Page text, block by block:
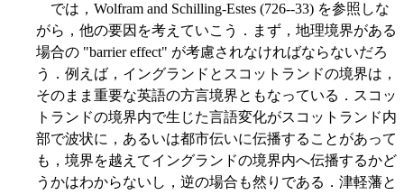
では，Wolfram and Schilling-Estes (726--33) を参照しな
がら，他の要因を考えていこう．まず，地理境界がある
場合の "barrier effect" が考慮されなければならないだろ
う．例えば，イングランドとスコットランドの境界は，
そのまま重要な英語の方言境界ともなっている．スコッ
トランドの境界内で生じた言語変化がスコットランド内
部で波状に，あるいは都市伝いに伝播することがあって
も，境界を越えてイングランドの境界内へ伝播するかど
うかはわからないし，逆の場合も然りである．津軽藩と